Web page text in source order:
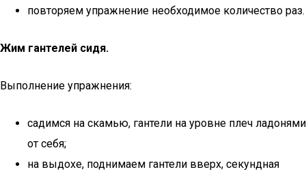
повторяем упражнение необходимое количество раз.
Жим гантелей сидя.
Выполнение упражнения:
садимся на скамью, гантели на уровне плеч ладонями
от себя;
на выдохе, поднимаем гантели вверх, секундная